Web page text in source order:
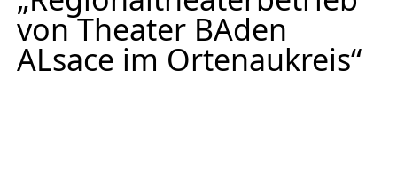
Europäischen Forum am Rhein
Förderer und Partner Theater BAden
ALsace
von Theater BAden
ALsace im Ortenaukreis“